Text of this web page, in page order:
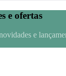
e ofertas
e